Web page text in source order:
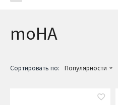
moHA
Сортировать по: Популярности